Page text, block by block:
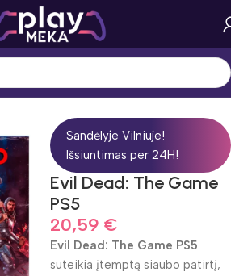
Veiksmas
Sandėlyje Vilniuje!
Išsiuntimas per 24H!
Evil Dead: The Game
PS5
20,59 €
Evil Dead: The Game PS5
suteikia įtemptą siaubo patirtį,